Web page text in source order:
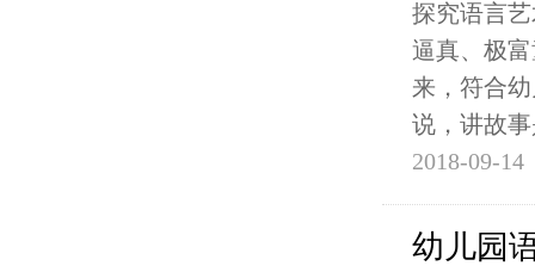
探究语言
逼真、极
来，符合
说，讲故
2018-09-14
幼儿园